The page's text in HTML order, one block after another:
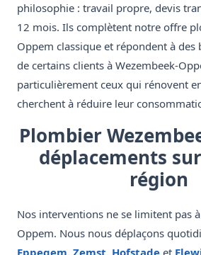
philosophie : travail propre, devis
12 mois. Ils complètent notre offre
Oppem classique et répondent à des
de certains clients à Wezembeek-
particulièrement ceux qui rénovent
cherchent à réduire leur
Plombier
déplacements
région
Nos interventions ne se limitent pas
Oppem. Nous nous déplaçons